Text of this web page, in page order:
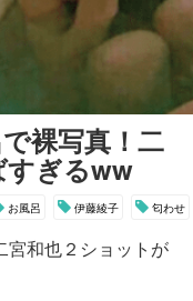
裸写真！二
すぎるww
お風呂 伊藤綾子 匂わせ
宮和也２ショットが